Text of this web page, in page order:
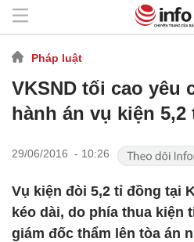
Pháp luật
VKSND tối cao yêu
hành án vụ kiện 5,2
29/06/2016 - 10:26
Vụ kiện đòi 5,2 tỉ đồng tại
kéo dài, do phía thua kiện
giám đốc thẩm lên tòa án